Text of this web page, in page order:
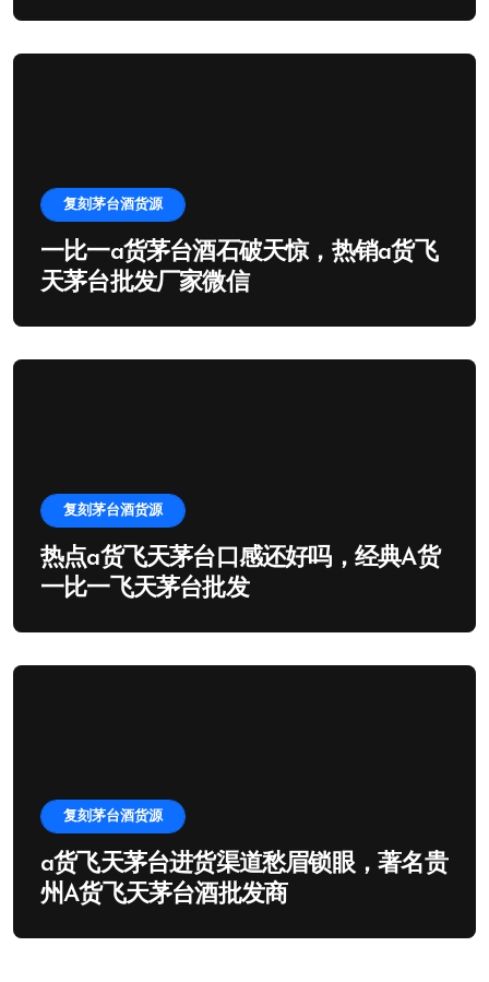
复刻茅台酒货源
一比一a货茅台酒石破天惊，热销a货飞
天茅台批发厂家微信
复刻茅台酒货源
热点a货飞天茅台口感还好吗，经典A货
一比一飞天茅台批发
复刻茅台酒货源
a货飞天茅台进货渠道愁眉锁眼，著名贵
州A货飞天茅台酒批发商